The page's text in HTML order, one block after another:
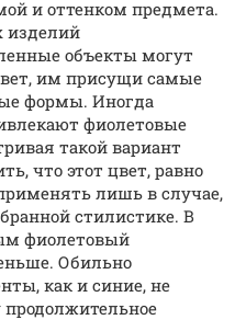
и оттенком предмета.
изделий
объекты могут
им присущи самые
формы. Иногда
фиолетовые
такой вариант
что этот цвет, равно
лишь в случае,
стилистике. В
фиолетовый
Обильно
как и синие, не
продолжительное